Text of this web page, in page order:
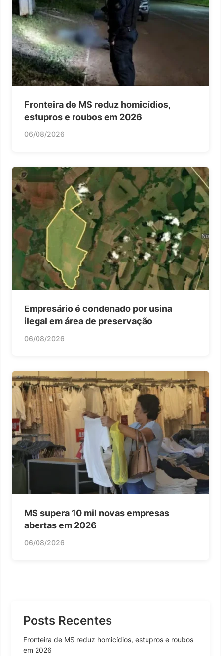
Fronteira de MS reduz homicídios,
estupros e roubos em 2026
06/08/2026
Empresário é condenado por usina
ilegal em área de preservação
06/08/2026
MS supera 10 mil novas empresas
abertas em 2026
06/08/2026
Posts Recentes
Fronteira de MS reduz homicídios, estupros e roubos
em 2026